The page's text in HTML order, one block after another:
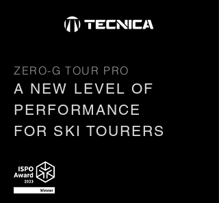
ZERO-G TOUR PRO
A NEW LEVEL OF
PERFORMANCE
FOR SKI TOURERS